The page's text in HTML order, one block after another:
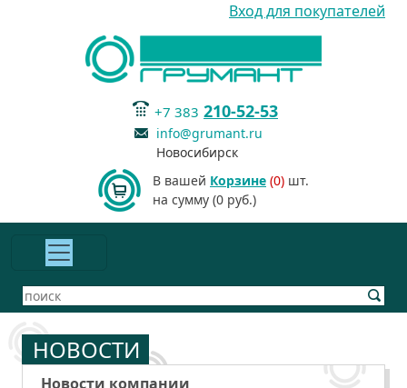
Вход для покупателей
+7 383 210-52-53
info@grumant.ru
Новосибирск
В вашей Корзине (0) шт.
на сумму (0 руб.)
НОВОСТИ
Новости компании